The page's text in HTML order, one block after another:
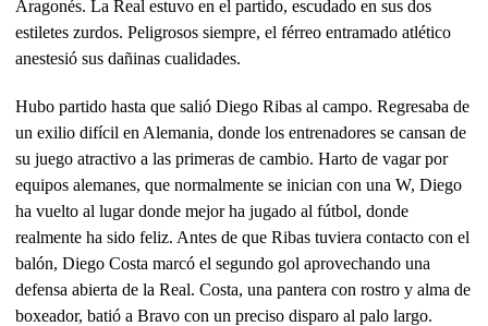
Aragonés. La Real estuvo en el partido, escudado en sus dos
estiletes zurdos. Peligrosos siempre, el férreo entramado atlético
anestesió sus dañinas cualidades.
Hubo partido hasta que salió Diego Ribas al campo. Regresaba de
un exilio difícil en Alemania, donde los entrenadores se cansan de
su juego atractivo a las primeras de cambio. Harto de vagar por
equipos alemanes, que normalmente se inician con una W, Diego
ha vuelto al lugar donde mejor ha jugado al fútbol, donde
realmente ha sido feliz. Antes de que Ribas tuviera contacto con el
balón, Diego Costa marcó el segundo gol aprovechando una
defensa abierta de la Real. Costa, una pantera con rostro y alma de
boxeador, batió a Bravo con un preciso disparo al palo largo.